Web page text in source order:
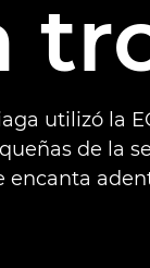
utilizó la
de la
encanta